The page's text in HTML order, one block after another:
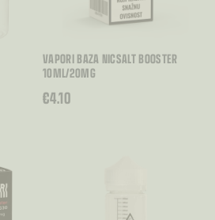
VAPORI BAZA NICSALT BOOSTER
10ML/20MG
€4.10